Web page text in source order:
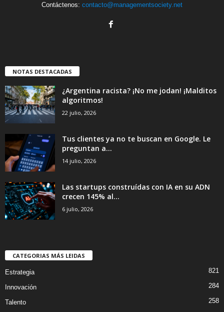
Contáctenos: contacto@managementsociety.net
NOTAS DESTACADAS
¿Argentina racista? ¡No me jodan! ¡Malditos
algoritmos!
22 julio, 2026
Tus clientes ya no te buscan en Google. Le
preguntan a...
14 julio, 2026
Las startups construídas con IA en su ADN
crecen 145% al...
6 julio, 2026
CATEGORIAS MÁS LEIDAS
Estrategia 821
Innovación 284
Talento
258